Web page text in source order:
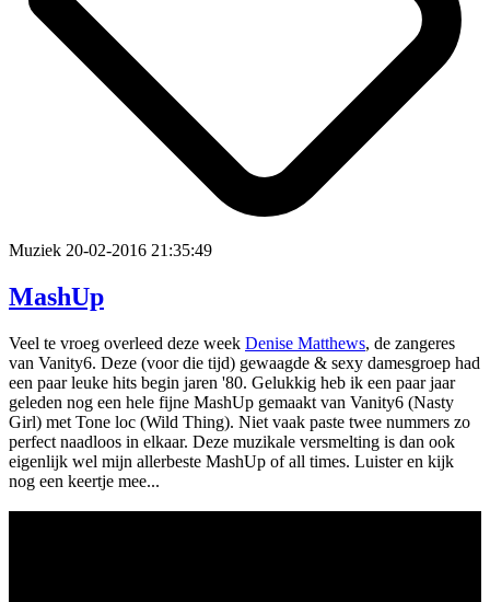
Muziek 20-02-2016 21:35:49
MashUp
Veel te vroeg overleed deze week Denise Matthews, de zangeres
van Vanity6. Deze (voor die tijd) gewaagde & sexy damesgroep had
een paar leuke hits begin jaren '80. Gelukkig heb ik een paar jaar
geleden nog een hele fijne MashUp gemaakt van Vanity6 (Nasty
Girl) met Tone loc (Wild Thing). Niet vaak paste twee nummers zo
perfect naadloos in elkaar. Deze muzikale versmelting is dan ook
eigenlijk wel mijn allerbeste MashUp of all times. Luister en kijk
nog een keertje mee...